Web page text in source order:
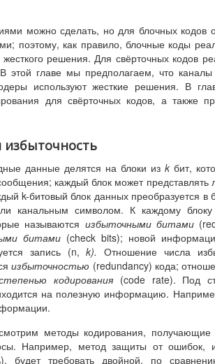
можно сделать, но для блочных кодов
поэтому, как правило, блочные коды
решения. Для свёрточных кодов
этой главе мы предполагаем, что
используют жесткие решения. В
для свёрточных кодов, а также
избыточность
данные делятся на блоки из kбит,
каждый блок может представлять
k-битовый блок данных преобразуется в
канальным символом. К каждому
называются избыточными битами
битами (check bits); новой
запись (n,k).Отношение числа
избыточностью (redundancy) кода;
кодирования (code rate). Под
на полезную информацию.
методы кодирования, получающие
Например, метод защиты от ошибок,
будет требовать двойной, по